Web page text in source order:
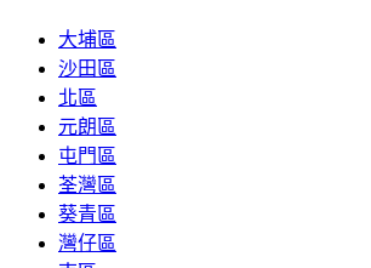
大埔區
沙田區
北區
元朗區
屯門區
荃灣區
葵青區
灣仔區